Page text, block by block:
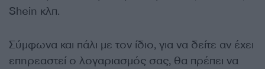
Shein κλπ.
Σύμφωνα και πάλι με τον ίδιο, για να δείτε αν έχει
επηρεαστεί ο λογαριασμός σας, θα πρέπει να